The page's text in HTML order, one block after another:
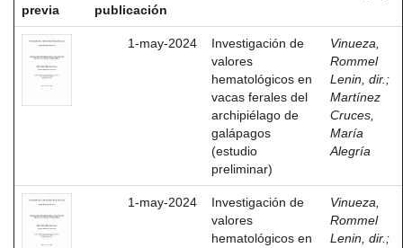
previa
publicación
1-may-2024
Investigación de
valores
hematológicos en
vacas ferales del
archipiélago de
galápagos
(estudio
preliminar)
Vinueza,
Rommel
Lenin, dir. ;
Martínez
Cruces,
María
Alegría
1-may-2024
Investigación de
valores
hematológicos en
Vinueza,
Rommel
Lenin, dir. ;